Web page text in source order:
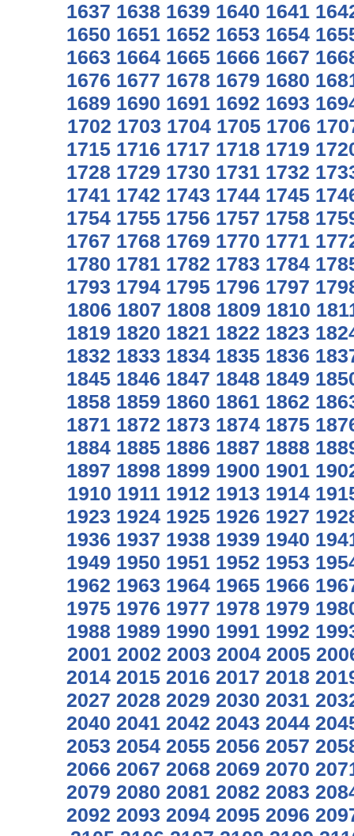
1637 1638 1639 1640 1641
1650 1651 1652 1653 1654
1663 1664 1665 1666 1667
1676 1677 1678 1679 1680
1689 1690 1691 1692 1693
1702 1703 1704 1705 1706
1715 1716 1717 1718 1719
1728 1729 1730 1731 1732
1741 1742 1743 1744 1745
1754 1755 1756 1757 1758
1767 1768 1769 1770 1771
1780 1781 1782 1783 1784
1793 1794 1795 1796 1797
1806 1807 1808 1809 1810
1819 1820 1821 1822 1823
1832 1833 1834 1835 1836
1845 1846 1847 1848 1849
1858 1859 1860 1861 1862
1871 1872 1873 1874 1875
1884 1885 1886 1887 1888
1897 1898 1899 1900 1901
1910 1911 1912 1913 1914
1923 1924 1925 1926 1927
1936 1937 1938 1939 1940
1949 1950 1951 1952 1953
1962 1963 1964 1965 1966
1975 1976 1977 1978 1979
1988 1989 1990 1991 1992
2001 2002 2003 2004 2005
2014 2015 2016 2017 2018
2027 2028 2029 2030 2031
2040 2041 2042 2043 2044
2053 2054 2055 2056 2057
2066 2067 2068 2069 2070
2079 2080 2081 2082 2083
2092 2093 2094 2095 2096